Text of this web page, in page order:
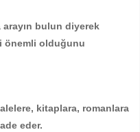
arayın bulun diyerek
önemli olduğunu
kitaplara, romanlara
eder.